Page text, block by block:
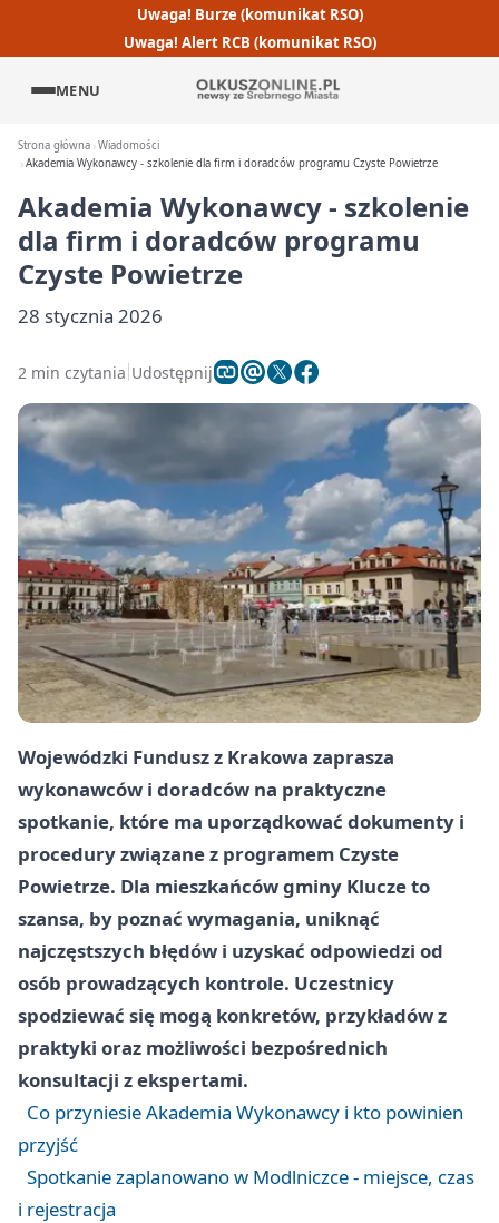
Uwaga! Burze (komunikat RSO)
Uwaga! Alert RCB (komunikat RSO)
MENU
Strona główna Wiadomości
Akademia Wykonawcy - szkolenie dla firm i doradców programu Czyste Powietrze
Akademia Wykonawcy - szkolenie
dla firm i doradców programu
Czyste Powietrze
28 stycznia 2026
2 min czytania Udostępnij
Wojewódzki Fundusz z Krakowa zaprasza
wykonawców i doradców na praktyczne
spotkanie, które ma uporządkować dokumenty i
procedury związane z programem Czyste
Powietrze. Dla mieszkańców gminy Klucze to
szansa, by poznać wymagania, uniknąć
najczęstszych błędów i uzyskać odpowiedzi od
osób prowadzących kontrole. Uczestnicy
spodziewać się mogą konkretów, przykładów z
praktyki oraz możliwości bezpośrednich
konsultacji z ekspertami.
Co przyniesie Akademia Wykonawcy i kto powinien
przyjść
Spotkanie zaplanowano w Modlniczce - miejsce, czas
i rejestracja